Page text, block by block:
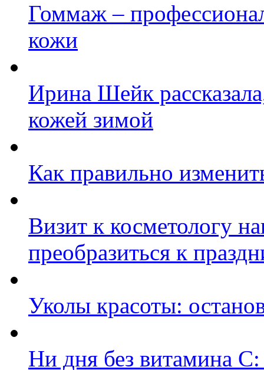
Гоммаж –
кожи
Ирина Шейк
кожей зимой
Как правильно
Визит к косметологу
преобразиться к
Уколы красоты:
Ни дня без витамина